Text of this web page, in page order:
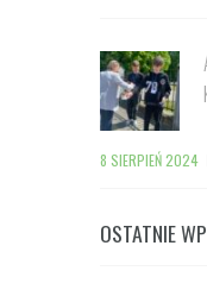
8 SIERPIEŃ 2024
OSTATNIE